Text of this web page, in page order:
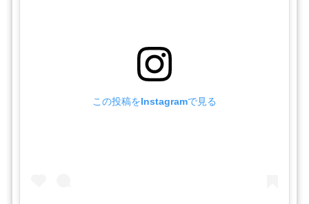
この投稿をInstagramで見る